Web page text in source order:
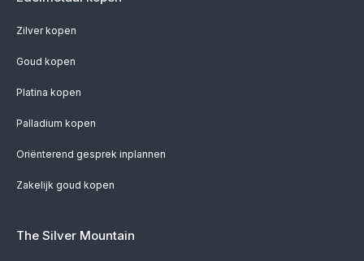
Zilver kopen
Goud kopen
Platina kopen
Palladium kopen
Oriënterend gesprek inplannen
Zakelijk goud kopen
The Silver Mountain